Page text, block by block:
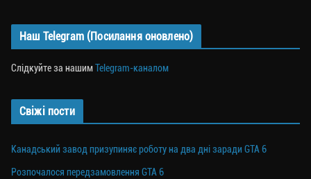
Наш Telegram (Посилання оновлено)
Слідкуйте за нашимTelegram-каналом
Свіжі пости
Канадський завод призупиняє роботу на два дні заради GTA 6
Розпочалося передзамовлення GTA 6